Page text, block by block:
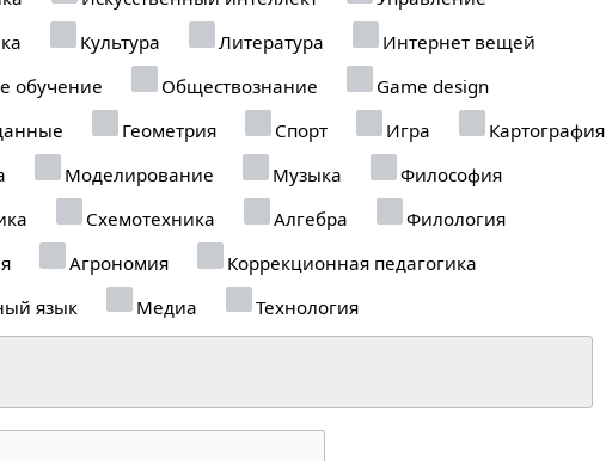
Культура Литература
Интернет вещей
обучение
Обществознание
Game design
Геометрия Спорт Игра
Картография
Моделирование Музыка
Философия
Схемотехника Алгебра
Филология
Агрономия
Коррекционная педагогика
язык
Медиа
Технология